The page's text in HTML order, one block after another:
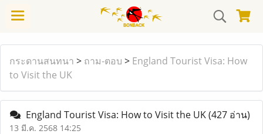
กระดานสนทนา > ถาม-ตอบ > England Tourist Visa: How
to Visit the UK
England Tourist Visa: How to Visit the UK(427 อ่าน)
13 มี.ค. 2568 14:25